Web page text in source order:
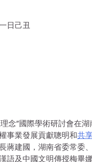
日己丑
念”國際學術研討會在
事業發展貢獻聰明和共
蔣建國，湖南省委常
語及中國文明傳授梅畢